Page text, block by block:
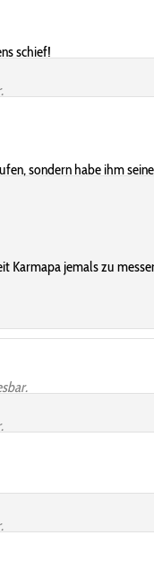
schief!
sondern habe ihm
Karmapa jemals zu